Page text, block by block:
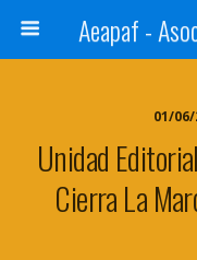
01/
Unidad
Cierra La